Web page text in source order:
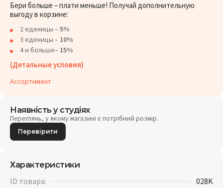
Бери больше – плати меньше! Получай дополнительную
выгоду в корзине:
2 еденицы – 5%
3 еденицы – 10%
4 и больше– 15%
(Детальные условия)
Ассортимент
Наявність у студіях
Переглянь, у якому магазині є потрібний розмір.
Перевірити
Характеристики
ID товара:
028K